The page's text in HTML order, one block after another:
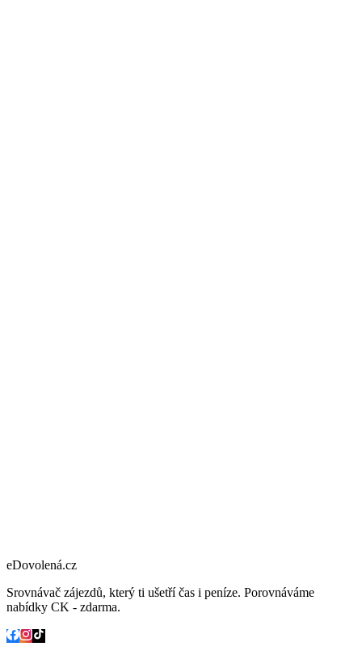
eDovolená.cz
Srovnávač zájezdů, který ti ušetří čas i peníze. Porovnáváme
nabídky CK - zdarma.